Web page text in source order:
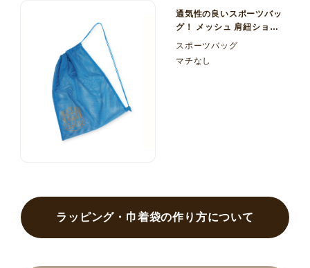
通気性の良いスポーツバッ
グ！ メッシュ 肩紐ショル
ダー
スポーツバッグ
マチなし
ラッピング・巾着袋の作り方について